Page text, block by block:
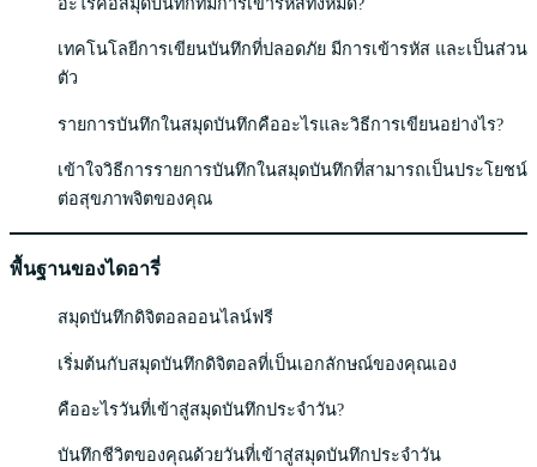
เทคโนโลยีการเขียนบันทึกที่ปลอดภัย มีการเข้ารหัส และเป็นส่วน
ตัว
รายการบันทึกในสมุดบันทึกคืออะไรและวิธีการเขียนอย่างไร?
เข้าใจวิธีการรายการบันทึกในสมุดบันทึกที่สามารถเป็นประโยชน์
ต่อสุขภาพจิตของคุณ
พื้นฐานของไดอารี่
สมุดบันทึกดิจิตอลออนไลน์ฟรี
เริ่มต้นกับสมุดบันทึกดิจิตอลที่เป็นเอกลักษณ์ของคุณเอง
คืออะไรวันที่เข้าสู่สมุดบันทึกประจำวัน?
บันทึกชีวิตของคุณด้วยวันที่เข้าสู่สมุดบันทึกประจำวัน